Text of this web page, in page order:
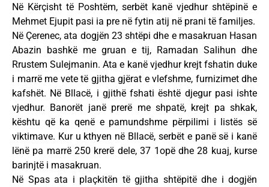
Në Kërçisht të Poshtëm, serbët kanë vjedhur shtëpinë e
Mehmet Ejupit pasi ia pre në fytin atij në prani të familjes.
Në Çerenec, ata dogjën 23 shtëpi dhe e masakruan Hasan
Abazin bashkë me gruan e tij, Ramadan Salihun dhe
Rrustem Sulejmanin. Ata e kanë vjedhur krejt fshatin duke
i marrë me vete të gjitha gjërat e vlefshme, furnizimet dhe
kafshët. Në Bllacë, i gjithë fshati është djegur pasi ishte
vjedhur. Banorët janë prerë me shpatë, krejt pa shkak,
kështu që ka qenë e pamundshme përpilimi i listës së
viktimave. Kur u kthyen në Bllacë, serbët e panë së i kanë
lënë pa marrë 250 krerë dele, 37 1opë dhe 28 kuaj, kurse
barinjtë i masakruan.
Në Spas ata i plaçkitën të gjitha shtëpitë dhe i dogjën